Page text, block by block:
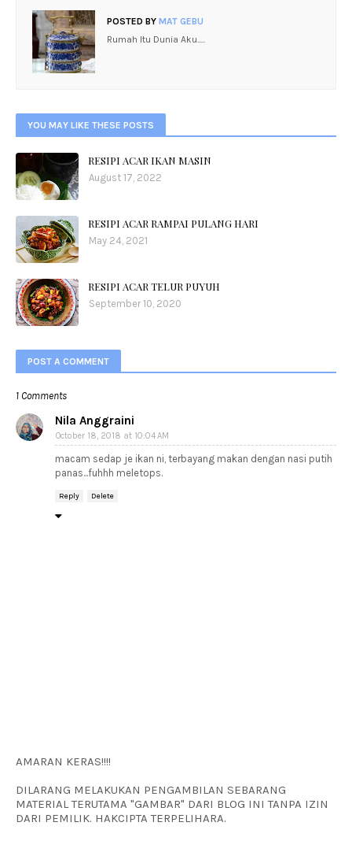
POSTED BY MAT GEBU
Rumah Itu Dunia Aku.....
YOU MAY LIKE THESE POSTS
RESIPI ACAR IKAN MASIN
August 17, 2022
RESIPI ACAR RAMPAI PULANG HARI
May 24, 2021
RESIPI ACAR TELUR PUYUH
September 10, 2020
POST A COMMENT
1 Comments
Nila Anggraini
October 18, 2018 at 10:04 AM
macam sedap je ikan ni, terbayang makan dengan nasi putih
panas...fuhhh meletops.
Reply Delete
AMARAN KERAS!!!!
DILARANG MELAKUKAN PENGAMBILAN SEBARANG
MATERIAL TERUTAMA "GAMBAR" DARI BLOG INI TANPA IZIN
DARI PEMILIK. HAKCIPTA TERPELIHARA.